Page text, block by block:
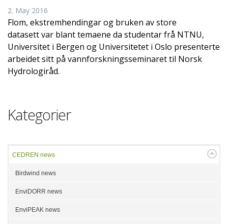
2. May 2016
Flom, ekstremhendingar og bruken av store
datasett var blant temaene da studentar frå NTNU,
Universitet i Bergen og Universitetet i Oslo presenterte
arbeidet sitt på vannforskningsseminaret til Norsk
Hydrologiråd.
Kategorier
CEDREN news
Birdwind news
EnviDORR news
EnviPEAK news